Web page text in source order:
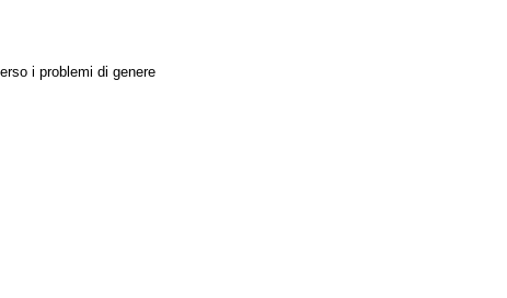
i problemi di genere